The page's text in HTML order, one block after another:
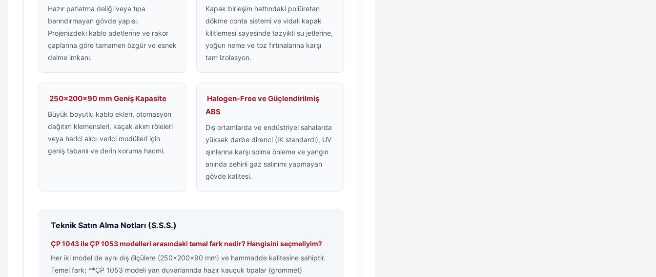
Hazır patlatma deliği veya tıpa
barındırmayan gövde yapısı.
Projenizdeki kablo adetlerine ve rakor
çaplarına göre tamamen özgür ve esnek
delme imkanı.
Kapak birleşim hattındaki poliüretan
dökme conta sistemi ve vidalı kapak
kilitlemesi sayesinde tazyikli su jetlerine,
yoğun neme ve toz fırtınalarına karşı
tam izolasyon.
250x200x90 mm Geniş Kapasite
Büyük boyutlu kablo ekleri, otomasyon
dağıtım klemensleri, kaçak akım röleleri
veya harici alıcı-verici modülleri için
geniş tabanlı ve derin koruma hacmi.
Halogen-Free ve Güçlendirilmiş
ABS
Dış ortamlarda ve endüstriyel sahalarda
yüksek darbe direnci (IK standardı), UV
ışınlarına karşı solma önleme ve yangın
anında zehirli gaz salınımı yapmayan
gövde kalitesi.
Teknik Satın Alma Notları (S.S.S.)
ÇP 1043 ile ÇP 1053 modelleri arasındaki temel fark nedir? Hangisini seçmeliyim?
Her iki model de aynı dış ölçülere (250x200x90 mm) ve hammadde kalitesine sahiptir.
Temel fark; **ÇP 1053 modeli yan duvarlarında hazır kauçuk tıpalar (grommet)